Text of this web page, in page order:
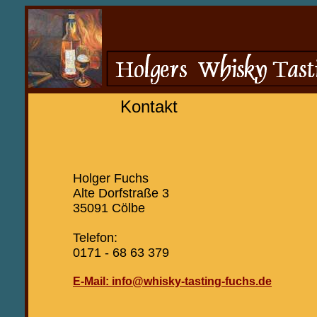
Kontakt
Holger Fuchs
Alte Dorfstraße 3
35091 Cölbe
Telefon:
0171 - 68 63 379
E-Mail: info@whisky-tasting-fuchs.de